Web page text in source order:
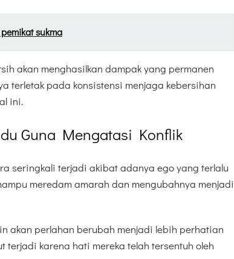
sukma
akan menghasilkan dampak yang permanen
terletak pada konsistensi menjaga kebersihan
ini.
Guna Mengatasi Konflik
seringkali terjadi akibat adanya ego yang terlalu
meredam amarah dan mengubahnya menjadi
akan perlahan berubah menjadi lebih perhatian
karena hati mereka telah tersentuh oleh